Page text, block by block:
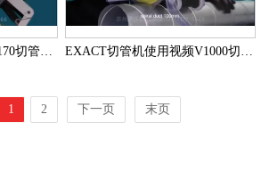
EXACT切管机使用视频170切管机使用视频使用视频 EXACT切管机使用视频V1000切管机使用视频使用视频
1 2 下一页 末页